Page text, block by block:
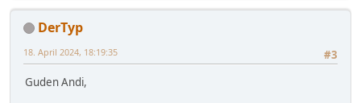
DerTyp
#3
18. April 2024, 18:19:35
Guden Andi,